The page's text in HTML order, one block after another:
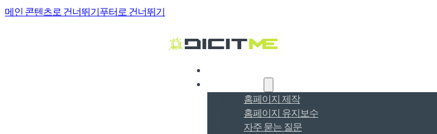
메인 콘텐츠로 건너뛰기푸터로 건너뛰기
홈페이지 제작
홈페이지 유지보수
자주 묻는 질문